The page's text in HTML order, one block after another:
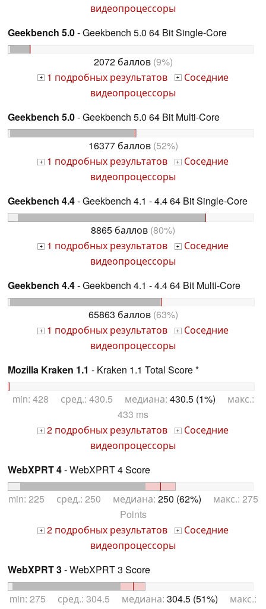
видеопроцессоры
Geekbench 5.0- Geekbench 5.0 64 Bit Single-Core
2072 баллов(9%)
+ 1 подробных результатов + Соседние
видеопроцессоры
Geekbench 5.0- Geekbench 5.0 64 Bit Multi-Core
16377 баллов(52%)
+ 1 подробных результатов + Соседние
видеопроцессоры
Geekbench 4.4- Geekbench 4.1 - 4.4 64 Bit Single-Core
8865 баллов (80%)
+ 1 подробных результатов + Соседние
видеопроцессоры
Geekbench 4.4- Geekbench 4.1 - 4.4 64 Bit Multi-Core
65863 баллов(63%)
+ 1 подробных результатов + Соседние
видеопроцессоры
Mozilla Kraken 1.1 - Kraken 1.1 Total Score *
min: 428 сред.: 430.5 медиана: 430.5 (1%) макс.:
433 ms
+ 2 подробных результатов + Соседние
видеопроцессоры
WebXPRT 4- WebXPRT 4 Score
min: 225 сред.: 250 медиана: 250 (62%) макс.: 275
Points
+ 2 подробных результатов + Соседние
видеопроцессоры
WebXPRT 3- WebXPRT 3 Score
min: 275 сред.: 304.5 медиана: 304.5 (51%) макс.: